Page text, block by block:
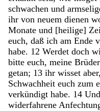
schwachen und
ihr von neuem dienen
Monate und [heilige]
euch, daß ich am Ende
habe. 12 Werdet doch
bitte euch, meine Brüder
getan; 13 ihr wisset aber,
Schwachheit euch zum
verkündigt habe. 14 Und
widerfahrene